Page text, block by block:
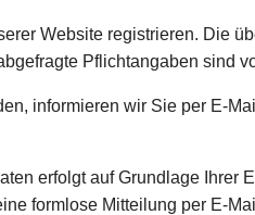
Website registrieren. Die
Pflichtangaben sind
informieren wir Sie per E-
erfolgt auf Grundlage Ihrer
formlose Mitteilung per E-